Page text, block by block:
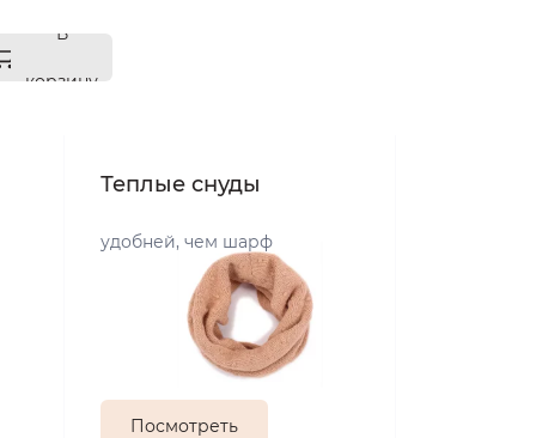
В
корзину
Теплые снуды
удобней, чем шарф
Посмотреть